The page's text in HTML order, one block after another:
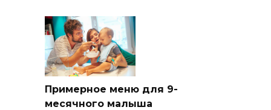
Примерное меню для 9-
месячного малыша